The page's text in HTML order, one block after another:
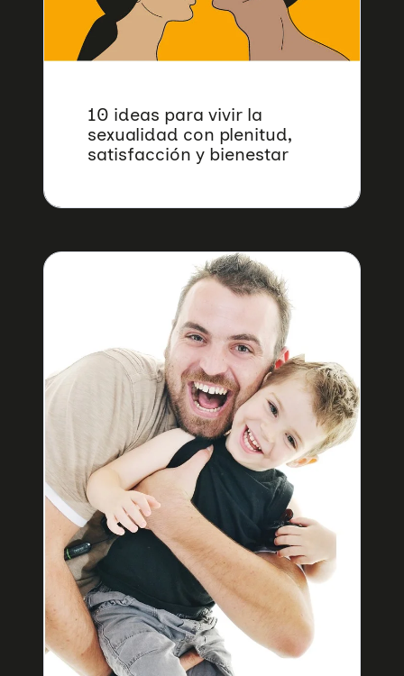
10 ideas para vivir la
sexualidad con plenitud,
satisfacción y bienestar